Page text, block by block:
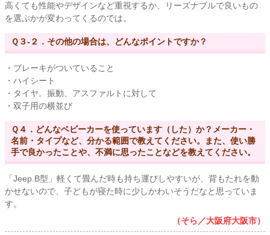
高くても性能やデザインなど重視するか、リーズナブルで良いもの
を選ぶかが変わってくるのでは。
Ｑ３-２．その他の場合は、どんなポイントですか？
・ブレーキがついていること
・ハイシート
・タイヤ。振動、アスファルトに対して
・双子用の横並び
Ｑ４．どんなベビーカーを使っています（した）か？メーカー・
名前・タイプなど、分かる範囲で教えてください。また、使い勝
手で良かったことや、不満に思ったことなどを教えてください。
「Jeep.B型」軽くて畳んだ時も持ち運びしやすいが、背もたれを動
かせないので、子どもが寝た時に少しかわいそうだなと思っていま
す。
（そら／大阪府大阪市）